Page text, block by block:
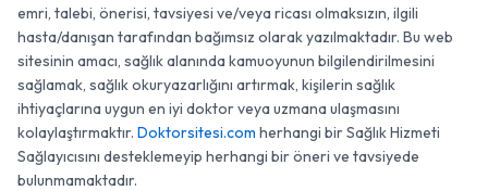
emri, talebi, önerisi, tavsiyesi ve/veya ricası olmaksızın, ilgili
hasta/danışan tarafından bağımsız olarak yazılmaktadır. Bu web
sitesinin amacı, sağlık alanında kamuoyunun bilgilendirilmesini
sağlamak, sağlık okuryazarlığını artırmak, kişilerin sağlık
ihtiyaçlarına uygun en iyi doktor veya uzmana ulaşmasını
kolaylaştırmaktır. Doktorsitesi.com herhangi bir Sağlık Hizmeti
Sağlayıcısını desteklemeyip herhangi bir öneri ve tavsiyede
bulunmamaktadır.